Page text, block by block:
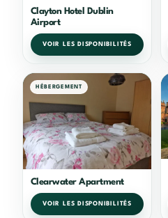
Clayton Hotel Dublin
Airport
VOIR LES DISPONIBILITÉS
HÉBERGEMENT
Clearwater Apartment
VOIR LES DISPONIBILITÉS